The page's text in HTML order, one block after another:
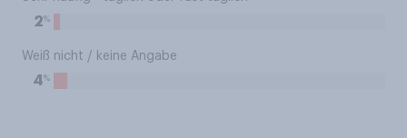
2%
Weiß nicht / keine Angabe
4%